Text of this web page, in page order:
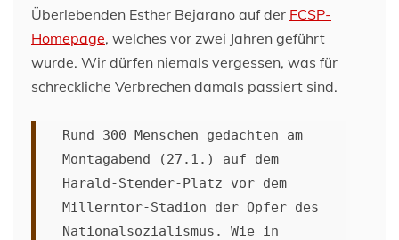
Überlebenden Esther Bejarano auf der FCSP-
Homepage, welches vor zwei Jahren geführt
wurde. Wir dürfen niemals vergessen, was für
schreckliche Verbrechen damals passiert sind.
Rund 300 Menschen gedachten am
Montagabend (27.1.) auf dem
Harald-Stender-Platz vor dem
Millerntor-Stadion der Opfer des
Nationalsozialismus. Wie in